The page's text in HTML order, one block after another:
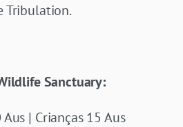
Tribulation.
Sanctuary:
| Crianças 15 Aus